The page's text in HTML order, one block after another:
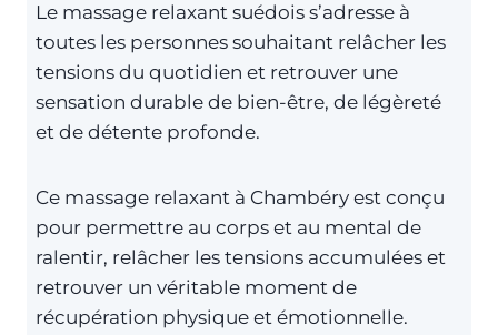
Le massage relaxant suédois s’adresse à
toutes les personnes souhaitant relâcher les
tensions du quotidien et retrouver une
sensation durable de bien-être, de légèreté
et de détente profonde.
Ce massage relaxant à Chambéry est conçu
pour permettre au corps et au mental de
ralentir, relâcher les tensions accumulées et
retrouver un véritable moment de
récupération physique et émotionnelle.